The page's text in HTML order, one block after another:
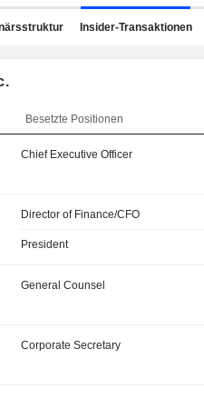
Insider-Transaktionen
Besetzte Positionen
Chief Executive Officer
Director of Finance/CFO
President
General Counsel
Corporate Secretary